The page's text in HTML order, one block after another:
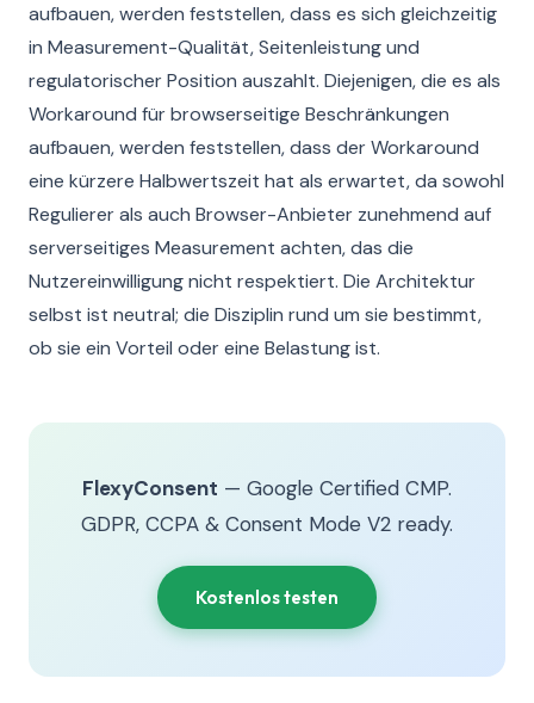
aufbauen, werden feststellen, dass es sich gleichzeitig
in Measurement-Qualität, Seitenleistung und
regulatorischer Position auszahlt. Diejenigen, die es als
Workaround für browserseitige Beschränkungen
aufbauen, werden feststellen, dass der Workaround
eine kürzere Halbwertszeit hat als erwartet, da sowohl
Regulierer als auch Browser-Anbieter zunehmend auf
serverseitiges Measurement achten, das die
Nutzereinwilligung nicht respektiert. Die Architektur
selbst ist neutral; die Disziplin rund um sie bestimmt,
ob sie ein Vorteil oder eine Belastung ist.
FlexyConsent — Google Certified CMP.
GDPR, CCPA & Consent Mode V2 ready.
Kostenlos testen